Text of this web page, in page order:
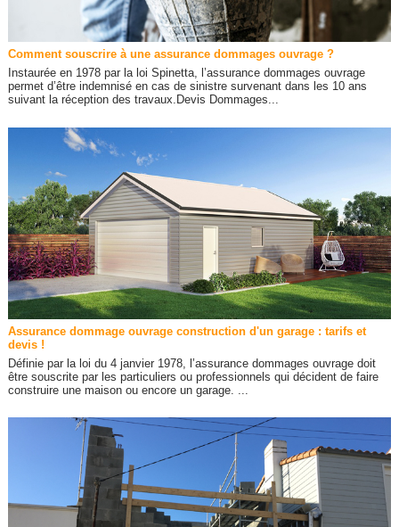
Comment souscrire à une assurance dommages ouvrage ?
Instaurée en 1978 par la loi Spinetta, l’assurance dommages ouvrage
permet d’être indemnisé en cas de sinistre survenant dans les 10 ans
suivant la réception des travaux.Devis Dommages...
Assurance dommage ouvrage construction d'un garage : tarifs et
devis !
Définie par la loi du 4 janvier 1978, l’assurance dommages ouvrage doit
être souscrite par les particuliers ou professionnels qui décident de faire
construire une maison ou encore un garage. ...